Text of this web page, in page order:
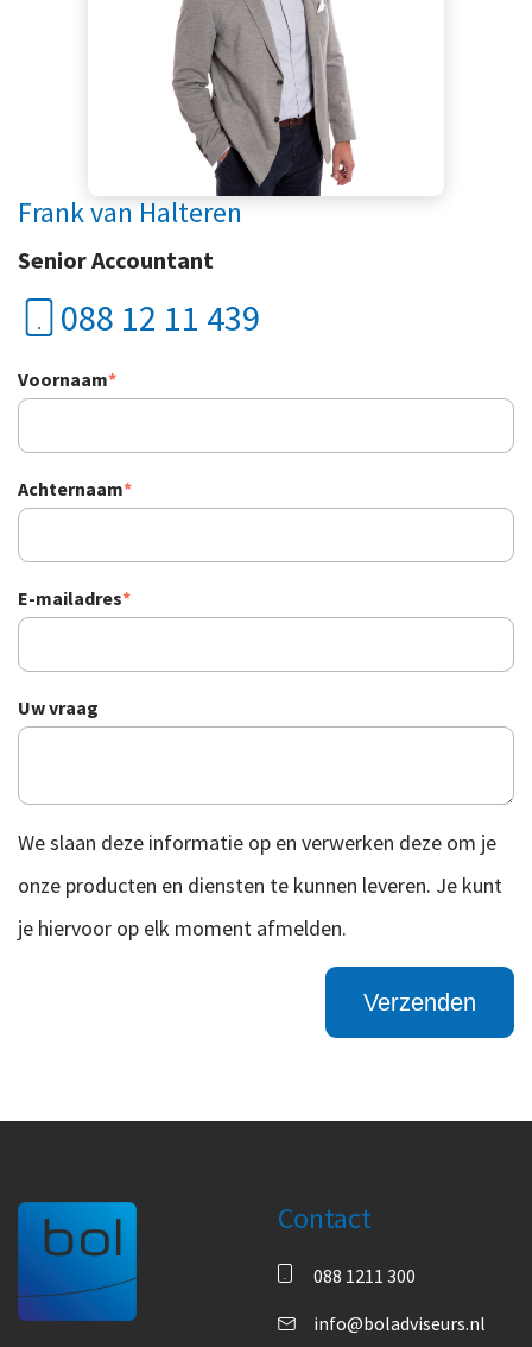
Frank van Halteren
Senior Accountant
088 12 11 439
Voornaam*
Achternaam*
E-mailadres*
Uw vraag
We slaan deze informatie op en verwerken deze om je
onze producten en diensten te kunnen leveren. Je kunt
je hiervoor op elk moment afmelden.
Contact
088 1211 300
info@boladviseurs.nl